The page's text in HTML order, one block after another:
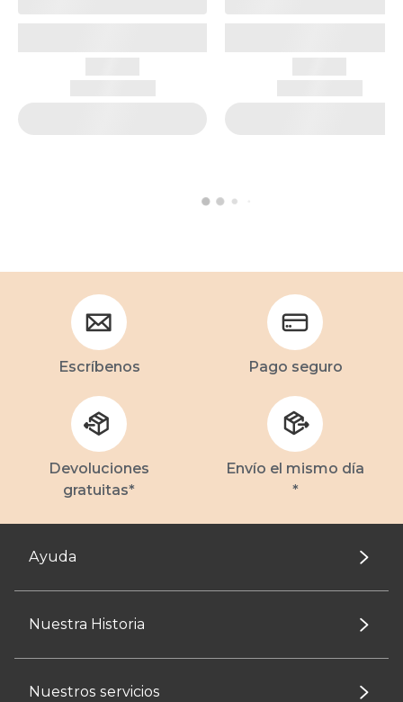
Escríbenos Pago seguro
Devoluciones
gratuitas*
Envío el mismo día
*
Ayuda
Nuestra Historia
Nuestros servicios